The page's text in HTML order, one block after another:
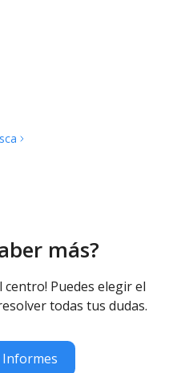
más?
centro! Puedes elegir el
todas tus dudas.